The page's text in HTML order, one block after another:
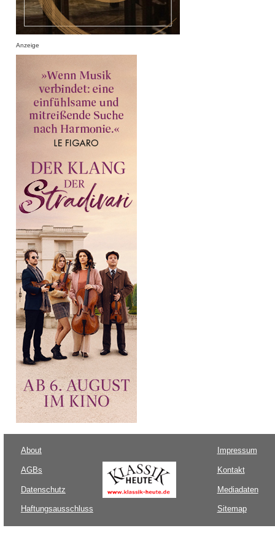
Anzeige
About
AGBs
Datenschutz
Haftungsausschluss
Impressum
Kontakt
Mediadaten
Sitemap